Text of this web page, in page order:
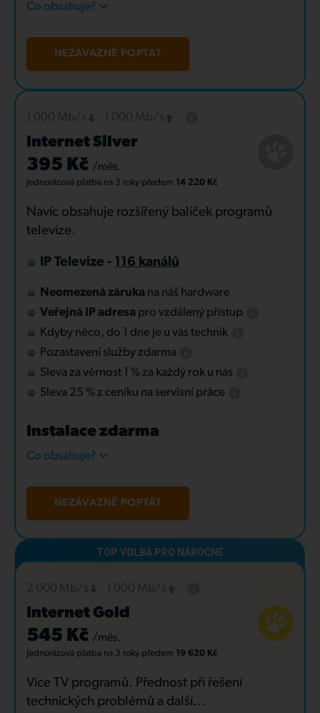
Co obsahuje?
NEZÁVAZNĚ POPTAT
Internet Silver
395 Kč /měs.
Jednorázová platba na 3 roky předem 14 220 Kč
Navíc obsahuje rozšířený balíček programů
televize.
IP Televize - 116 kanálů
Neomezená záruka na náš hardware
Veřejná IP adresa pro vzdálený přístup
Kdyby něco, do 1 dne je u vás technik
Pozastavení služby zdarma
Sleva za věrnost 1 % za každý rok u nás
Sleva 25 % z ceníku na servisní práce
Instalace zdarma
Co obsahuje?
NEZÁVAZNĚ POPTAT
Internet Gold
545 Kč /měs.
Jednorázová platba na 3 roky předem 19 620 Kč
Více TV programů. Přednost při řešení
technických problémů a další...